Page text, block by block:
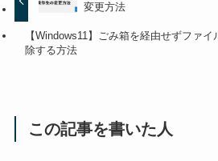
変更方法
【Windows11】ごみ箱を経由せずファイ
除する方法
この記事を書いた人